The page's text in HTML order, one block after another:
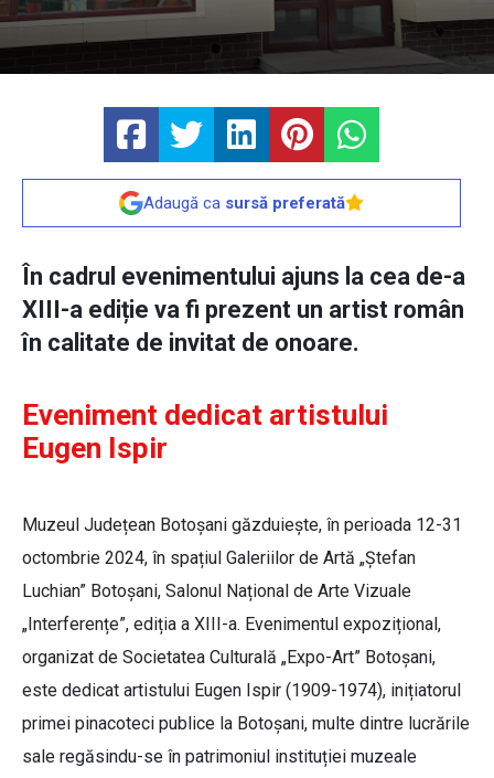
Adaugă ca sursă preferată
În cadrul evenimentului ajuns la cea de-a
XIII-a ediție va fi prezent un artist român
în calitate de invitat de onoare.
Eveniment dedicat artistului
Eugen Ispir
Muzeul Județean Botoșani găzduiește, în perioada 12-31
octombrie 2024, în spațiul Galeriilor de Artă „Ștefan
Luchian” Botoșani, Salonul Național de Arte Vizuale
„Interferențe”, ediția a XIII-a. Evenimentul expozițional,
organizat de Societatea Culturală „Expo-Art” Botoșani,
este dedicat artistului Eugen Ispir (1909-1974), inițiatorul
primei pinacoteci publice la Botoșani, multe dintre lucrările
sale regăsindu-se în patrimoniul instituției muzeale